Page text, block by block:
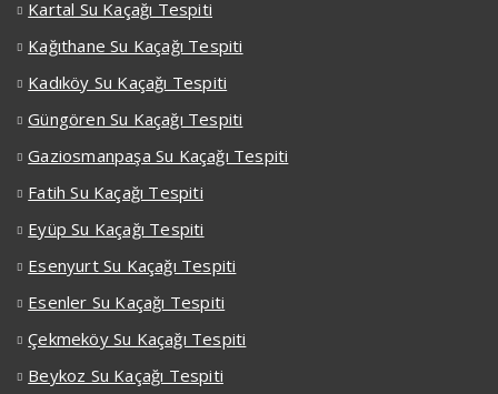
Kartal Su Kaçağı Tespiti
Kağıthane Su Kaçağı Tespiti
Kadıköy Su Kaçağı Tespiti
Güngören Su Kaçağı Tespiti
Gaziosmanpaşa Su Kaçağı Tespiti
Fatih Su Kaçağı Tespiti
Eyüp Su Kaçağı Tespiti
Esenyurt Su Kaçağı Tespiti
Esenler Su Kaçağı Tespiti
Çekmeköy Su Kaçağı Tespiti
Beykoz Su Kaçağı Tespiti